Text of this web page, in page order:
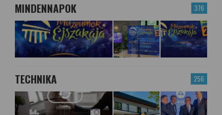
376
MINDENNAPOK
256
TECHNIKA